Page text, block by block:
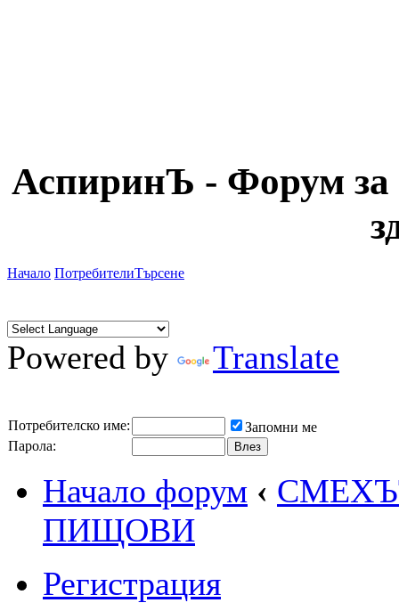
АспиринЪ - Форум за
Начало ПотребителиТърсене
Powered by Translate
Потребителско име:
Запомни ме
Парола:
Начало форум ‹
ПИЩОВИ
Регистрация